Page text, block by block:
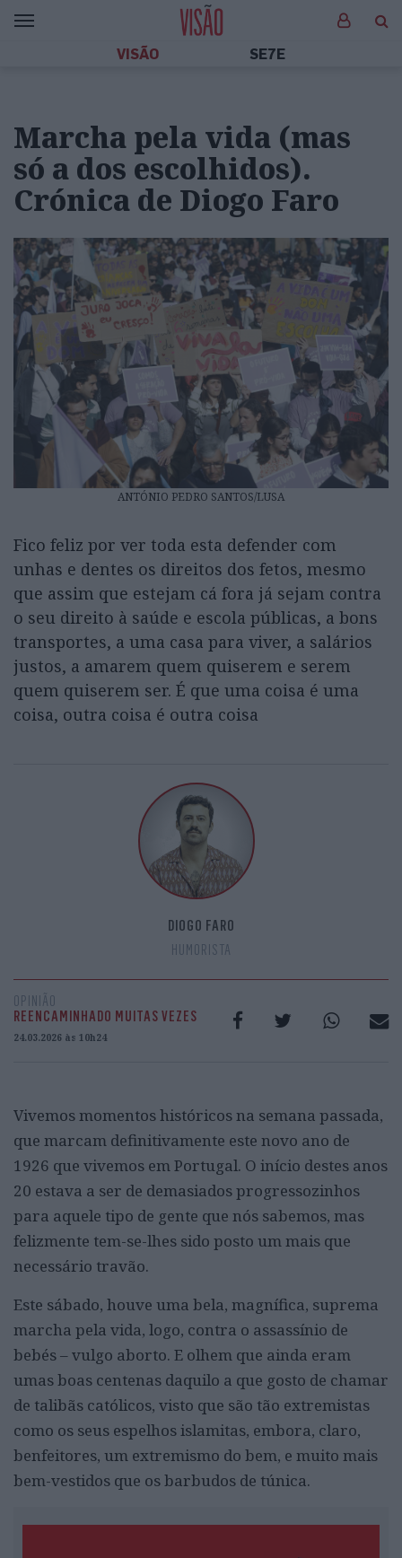
VISÃO SE7E
Marcha pela vida (mas
só a dos escolhidos).
Crónica de Diogo Faro
ANTÓNIO PEDRO SANTOS/LUSA
Fico feliz por ver toda esta defender com
unhas e dentes os direitos dos fetos, mesmo
que assim que estejam cá fora já sejam contra
o seu direito à saúde e escola públicas, a bons
transportes, a uma casa para viver, a salários
justos, a amarem quem quiserem e serem
quem quiserem ser. É que uma coisa é uma
coisa, outra coisa é outra coisa
DIOGO FARO
HUMORISTA
OPINIÃO
REENCAMINHADO MUITAS VEZES
24.03.2026 às 10h24
Vivemos momentos históricos na semana passada,
que marcam definitivamente este novo ano de
1926 que vivemos em Portugal. O início destes anos
20 estava a ser de demasiados progressozinhos
para aquele tipo de gente que nós sabemos, mas
felizmente tem-se-lhes sido posto um mais que
necessário travão.
Este sábado, houve uma bela, magnífica, suprema
marcha pela vida, logo, contra o assassínio de
bebés – vulgo aborto. E olhem que ainda eram
umas boas centenas daquilo a que gosto de chamar
de talibãs católicos, visto que são tão extremistas
como os seus espelhos islamitas, embora, claro,
benfeitores, um extremismo do bem, e muito mais
bem-vestidos que os barbudos de túnica.